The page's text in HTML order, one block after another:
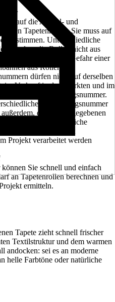
auf die Artikel- und
Tapetenrollen. Sie muss auf
Unterschiedliche
dass die Rollen nicht aus
Dann besteht die Gefahr einer
aus Rollen mit
dürfen nicht auf derselben
Verkauf in den Märkten und im
Anfertigungsnummer.
Anfertigungsnummer
dass die angegebenen
ebenfalls unterschiedliche
können und somit
Projekt verarbeitet werden
Sie schnell und einfach
an Tapetenrollen berechnen und
ermitteln.
Tapete zieht schnell frischer
Textilstruktur und dem warmen
andocken: sei es an moderne
helle Farbtöne oder natürliche